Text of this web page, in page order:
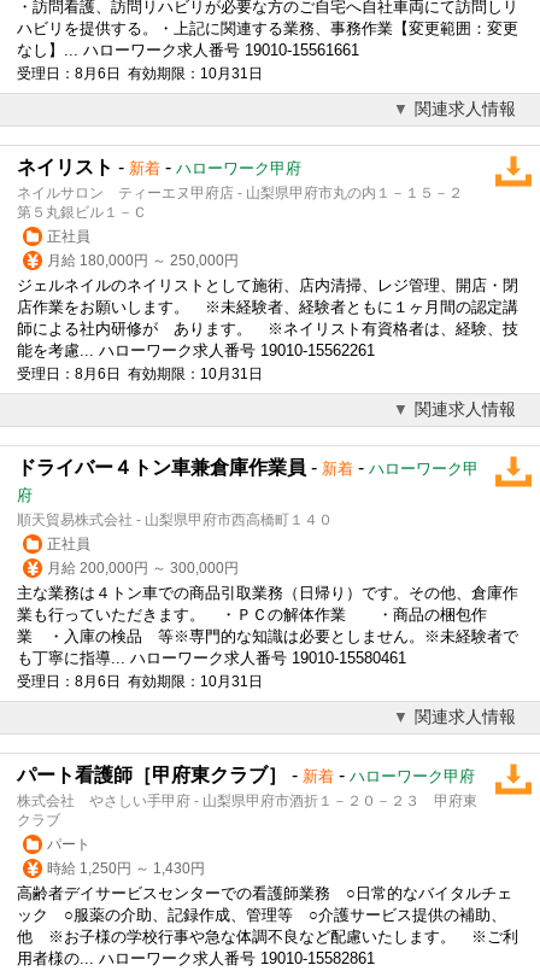
・訪問看護、訪問リハビリが必要な方のご自宅へ自社車両にて訪問しリ
ハビリを提供する。・上記に関連する業務、事務作業【変更範囲：変更
なし】... ハローワーク求人番号 19010-15561661
受理日：8月6日 有効期限：10月31日
関連求人情報
ネイリスト - 新着 - ハローワーク甲府
ネイルサロン ティーエヌ甲府店 - 山梨県甲府市丸の内１－１５－２
第５丸銀ビル１－Ｃ
正社員
月給 180,000円 ～ 250,000円
ジェルネイルのネイリストとして施術、店内清掃、レジ管理、開店・閉
店作業をお願いします。 ※未経験者、経験者ともに１ヶ月間の認定講
師による社内研修が あります。 ※ネイリスト有資格者は、経験、技
能を考慮... ハローワーク求人番号 19010-15562261
受理日：8月6日 有効期限：10月31日
関連求人情報
ドライバー４トン車兼倉庫作業員 - 新着 - ハローワーク甲
府
順天貿易株式会社 - 山梨県甲府市西高橋町１４０
正社員
月給 200,000円 ～ 300,000円
主な業務は４トン車での商品引取業務（日帰り）です。その他、倉庫作
業も行っていただきます。 ・ＰＣの解体作業 ・商品の梱包作
業 ・入庫の検品 等※専門的な知識は必要としません。※未経験者で
も丁寧に指導... ハローワーク求人番号 19010-15580461
受理日：8月6日 有効期限：10月31日
関連求人情報
パート看護師［甲府東クラブ］ - 新着 - ハローワーク甲府
株式会社 やさしい手甲府 - 山梨県甲府市酒折１－２０－２３ 甲府東
クラブ
パート
時給 1,250円 ～ 1,430円
高齢者デイサービスセンターでの看護師業務 ○日常的なバイタルチェ
ック ○服薬の介助、記録作成、管理等 ○介護サービス提供の補助、
他 ※お子様の学校行事や急な体調不良など配慮いたします。 ※ご利
用者様の... ハローワーク求人番号 19010-15582861